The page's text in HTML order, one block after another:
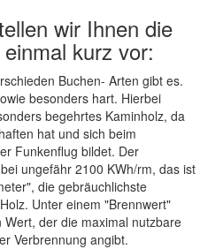
wir Ihnen die
kurz vor:
Buchen- Arten gibt es.
besonders hart. Hierbei
begehrtes Kaminholz, da
hat und sich beim
Funkenflug bildet. Der
ungefähr 2100 KWh/rm, das ist
die gebräuchlichste
Unter einem "Brennwert"
der die maximal nutzbare
Verbrennung angibt.